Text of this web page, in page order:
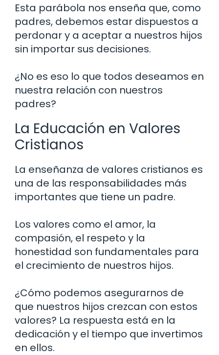
Esta parábola nos enseña que, como
padres, debemos estar dispuestos a
perdonar y a aceptar a nuestros hijos
sin importar sus decisiones.
¿No es eso lo que todos deseamos en
nuestra relación con nuestros
padres?
La Educación en Valores
Cristianos
La enseñanza de valores cristianos es
una de las responsabilidades más
importantes que tiene un padre.
Los valores como el amor, la
compasión, el respeto y la
honestidad son fundamentales para
el crecimiento de nuestros hijos.
¿Cómo podemos asegurarnos de
que nuestros hijos crezcan con estos
valores? La respuesta está en la
dedicación y el tiempo que invertimos
en ellos.